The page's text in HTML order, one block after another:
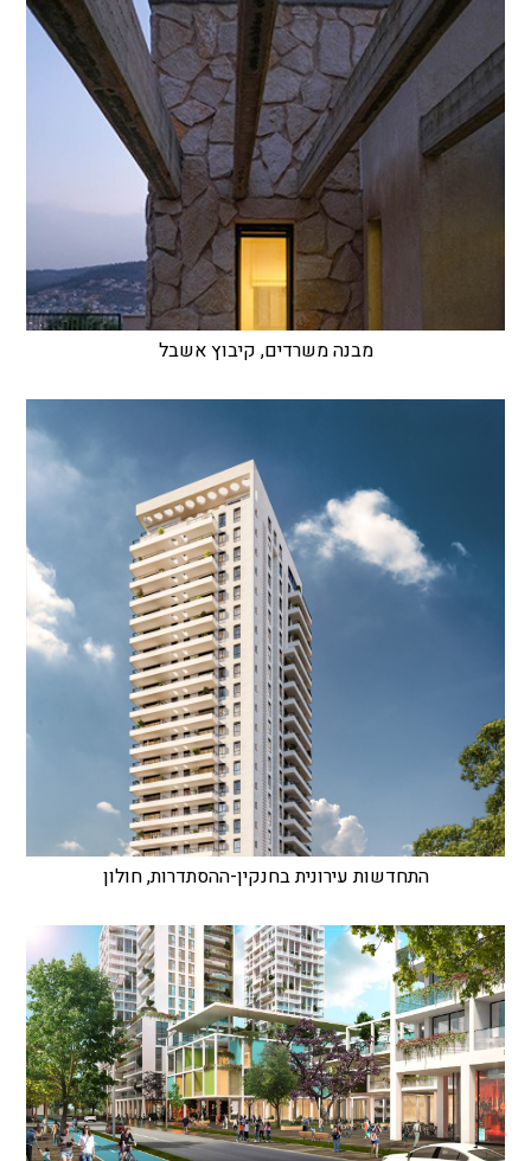
מבנה משרדים, קיבוץ אשבל
התחדשות עירונית בחנקין-ההסתדרות, חולון